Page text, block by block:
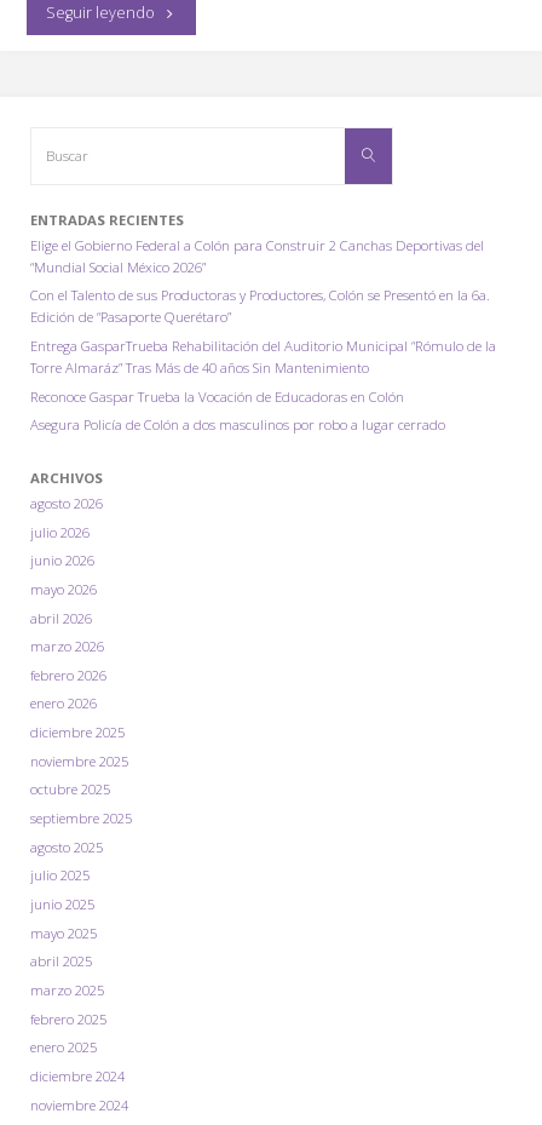
Seguir leyendo"Inauguró
el
Pulque
Buscar
ENTRADAS RECIENTES
Elige el Gobierno Federal a Colón para Construir 2 Canchas Deportivas del
“Mundial Social México 2026”
Con el Talento de sus Productoras y Productores, Colón se Presentó en la 6a.
Edición de “Pasaporte Querétaro”
Entrega GasparTrueba Rehabilitación del Auditorio Municipal “Rómulo de la
Torre Almaráz” Tras Más de 40 años Sin Mantenimiento
Reconoce Gaspar Trueba la Vocación de Educadoras en Colón
Asegura Policía de Colón a dos masculinos por robo a lugar cerrado
ARCHIVOS
agosto 2026
julio 2026
junio 2026
mayo 2026
abril 2026
marzo 2026
febrero 2026
enero 2026
diciembre 2025
noviembre 2025
octubre 2025
septiembre 2025
agosto 2025
julio 2025
junio 2025
mayo 2025
abril 2025
marzo 2025
febrero 2025
enero 2025
diciembre 2024
noviembre 2024